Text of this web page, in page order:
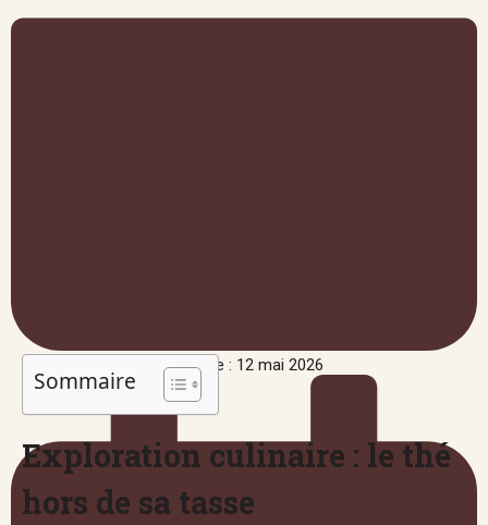
Publié le : 12 mai 2026
Sommaire
Exploration culinaire : le thé
hors de sa tasse